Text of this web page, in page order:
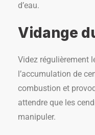
d’eau.
Vidange
Videz régulièrement
l’accumulation de
combustion et
attendre que les
manipuler.